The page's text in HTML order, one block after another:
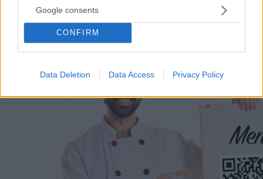
Google consents
CONFIRM
Data Deletion Data Access Privacy Policy
digital para quedarse. Menú digital QR para el
sector gastronómico de Cuba con Recafy.